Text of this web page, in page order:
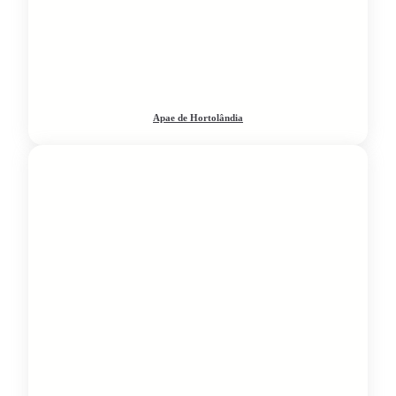
Apae de Hortolândia